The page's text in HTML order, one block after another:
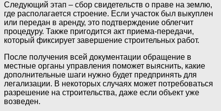
Следующий этап – сбор свидетельств о праве на землю,
где располагается строение. Если участок был выкуплен
или передан в аренду, это подтверждение облегчит
процедуру. Также пригодится акт приема-передачи,
который фиксирует завершение строительных работ.
После получения всей документации обращение в
местные органы управления поможет выяснить, какие
дополнительные шаги нужно будет предпринять для
легализации. В некоторых случаях может потребоваться
разрешение на строительства, даже если объект уже
возведен.